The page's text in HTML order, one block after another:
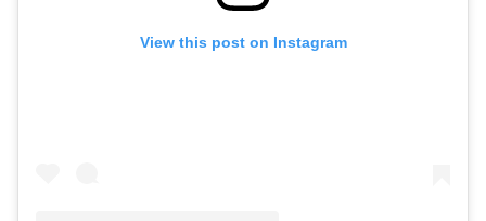
View this post on Instagram